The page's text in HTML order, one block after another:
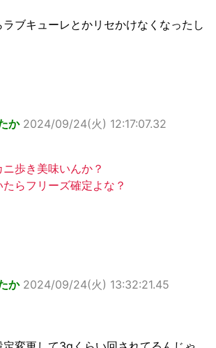
ブキューレとかリセかけなくなったし
か 2024/09/24(火) 12:17:07.32
歩き美味いんか？
らフリーズ確定よな？
か 2024/09/24(火) 13:32:21.45